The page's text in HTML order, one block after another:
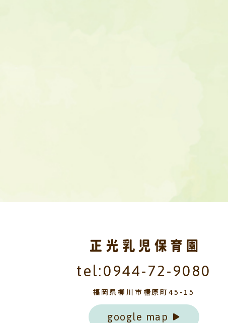
tel:0944-72-9080
福岡県柳川市椿原町45-15
google map